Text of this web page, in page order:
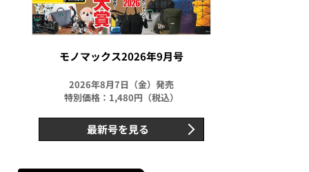
モノマックス2026年9月号
2026年8月7日（金）発売
特別価格：1,480円（税込）
最新号を見る